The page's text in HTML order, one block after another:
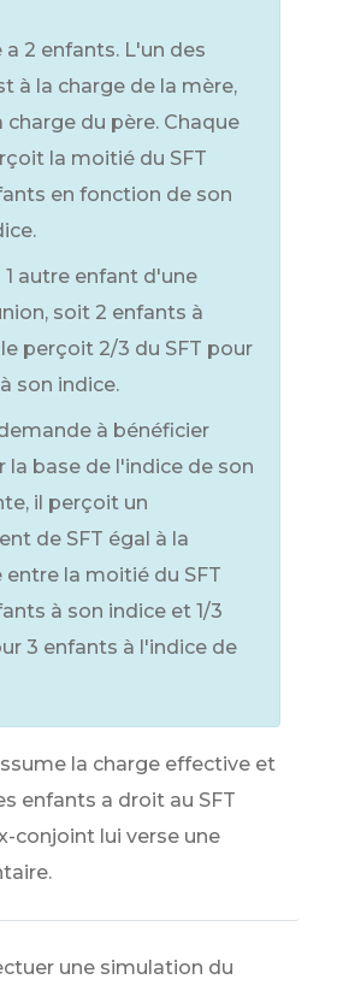
a 2 enfants. L'un des
à la charge de la mère,
charge du père. Chaque
la moitié du SFT
en fonction de son
1 autre enfant d'une
soit 2 enfants à
perçoit 2/3 du SFT pour
son indice.
à bénéficier
la base de l'indice de son
il perçoit un
de SFT égal à la
entre la moitié du SFT
à son indice et 1/3
3 enfants à l'indice de
la charge effective et
enfants a droit au SFT
conjoint lui verse une
une simulation du